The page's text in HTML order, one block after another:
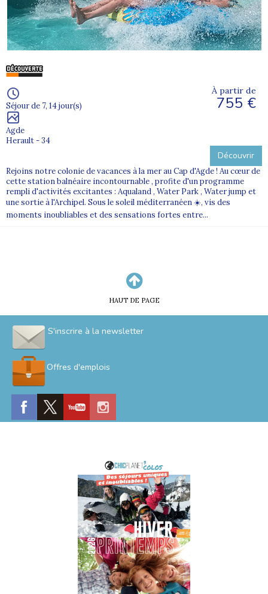
Séjour de 7, 14 jour(s)
Agde
Herault - 34
À partir de
755 €
Découvrir
Rejoins notre colonie de vacances à la mer au Cap d'Agde ! Au cœur de
cette station balnéaire incontournable , profite d'un programme
rempli d'activités excitantes : Aqualand , Water Park , Water jump et
une sortie à l'Archipel. Sous le soleil méditerranéen ☀️, vis des
moments inoubliables et des sensations fortes entre...
HAUT DE PAGE
S'inscrire à la newsletter
Offres d'emplois